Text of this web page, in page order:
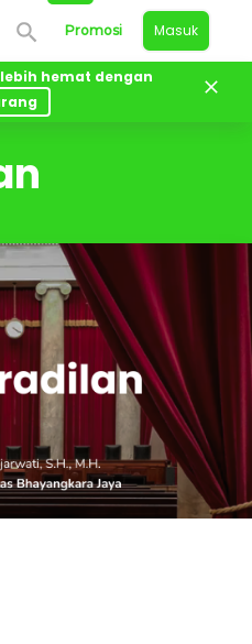
Promosi Masuk
hemat dengan